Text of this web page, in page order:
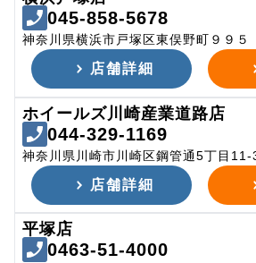
045-858-5678
神奈川県横浜市戸塚区東俣野町９９５
店舗詳細
ホイールズ川崎産業道路店
044-329-1169
神奈川県川崎市川崎区鋼管通5丁目11-
店舗詳細
平塚店
0463-51-4000